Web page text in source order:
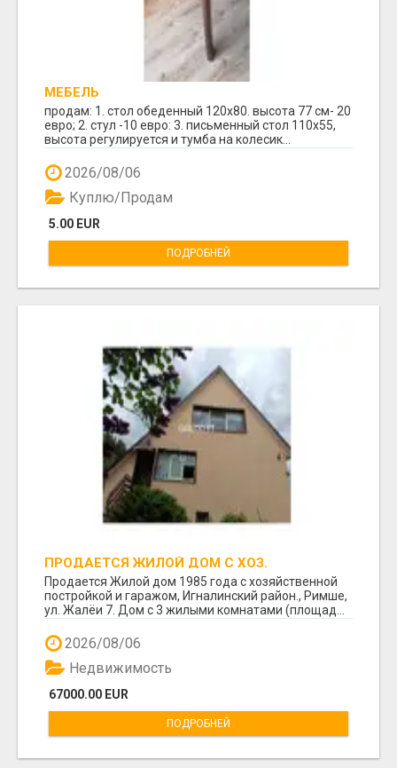
МЕБЕЛЬ
продам: 1. стол обеденный 120х80. высота 77 см- 20
евро; 2. стул -10 евро: 3. письменный стол 110х55,
высота регулируется и тумба на колесик...
2026/08/06
5.00 EUR
Куплю/Продам
ПОДРОБНЕЙ
ПРОДАЕТСЯ ЖИЛОЙ ДОМ С ХОЗ.
ПОСТРОЙКОЙ И ГАРАЖОМ В РИМШЕ.
Продается Жилой дом 1985 года с хозяйственной
постройкой и гаражом, Игналинский район., Римше,
ул. Жалёи 7. Дом с 3 жилыми комнатами (площад...
2026/08/06
67000.00 EUR
Недвижимость
ПОДРОБНЕЙ